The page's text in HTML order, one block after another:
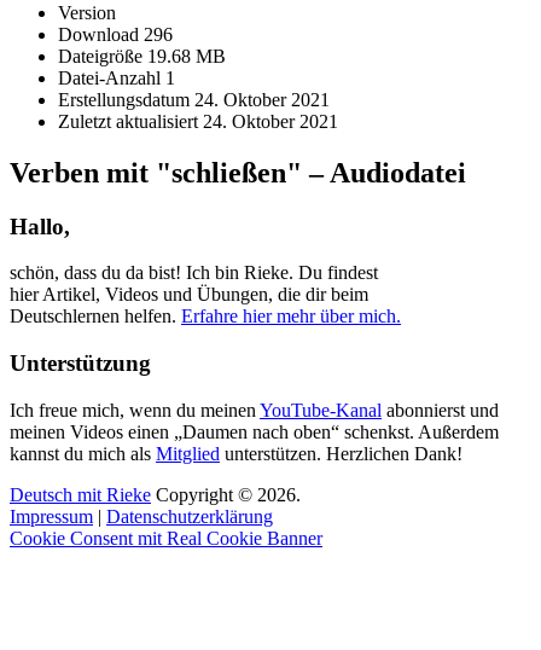
Version
Download 296
Dateigröße 19.68 MB
Datei-Anzahl 1
Erstellungsdatum 24. Oktober 2021
Zuletzt aktualisiert 24. Oktober 2021
Verben mit "schließen" – Audiodatei
Hallo,
schön, dass du da bist! Ich bin Rieke. Du findest
hier Artikel, Videos und Übungen, die dir beim
Deutschlernen helfen. Erfahre hier mehr über mich.
Unterstützung
Ich freue mich, wenn du meinen YouTube-Kanal abonnierst und
meinen Videos einen „Daumen nach oben“ schenkst. Außerdem
kannst du mich als Mitglied unterstützen. Herzlichen Dank!
Deutsch mit Rieke Copyright © 2026.
Impressum | Datenschutzerklärung
Cookie Consent mit Real Cookie Banner